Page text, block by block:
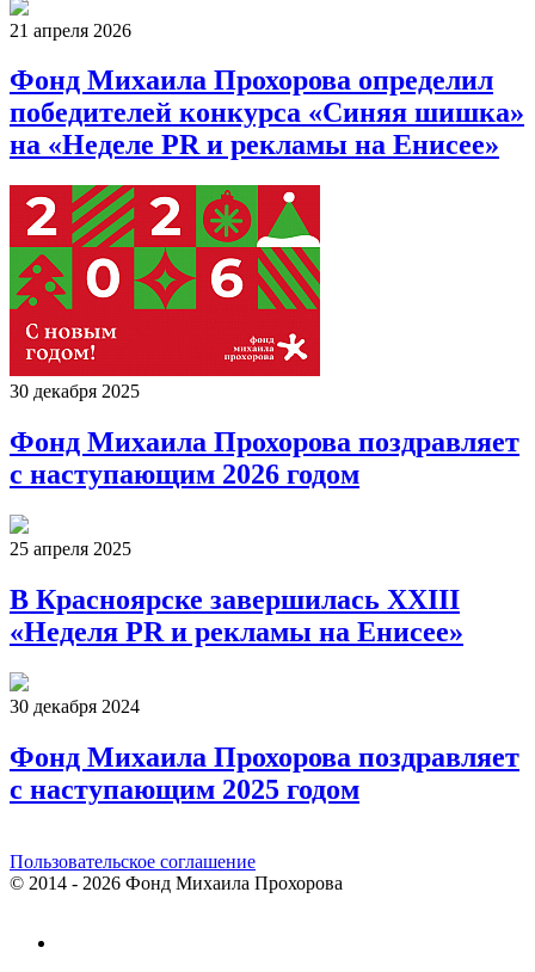
21 апреля 2026
Фонд Михаила Прохорова определил
победителей конкурса «Синяя шишка»
на «Неделе PR и рекламы на Енисее»
30 декабря 2025
Фонд Михаила Прохорова поздравляет
с наступающим 2026 годом
25 апреля 2025
В Красноярске завершилась XXIII
«Неделя PR и рекламы на Енисее»
30 декабря 2024
Фонд Михаила Прохорова поздравляет
с наступающим 2025 годом
Пользовательское соглашение
© 2014 - 2026 Фонд Михаила Прохорова